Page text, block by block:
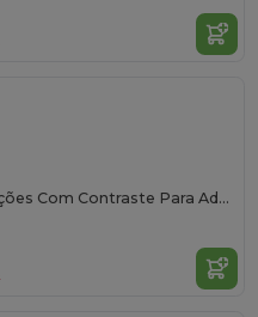
OLIMPICO Calções Com Contraste Para Adulto